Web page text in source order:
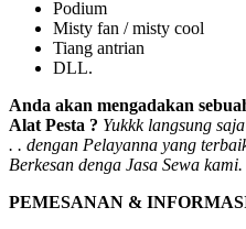
Podium
Misty fan / misty cool
Tiang antrian
DLL.
Anda akan mengadakan
Alat Pesta ? Yukkk langsung
. . dengan Pelayanna yang
Berkesan denga Jasa Sewa kami.
PEMESANAN &